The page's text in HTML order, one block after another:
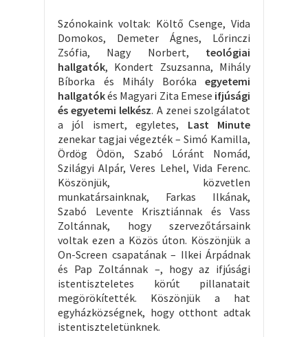
Szónokaink voltak: Költő Csenge, Vida
Domokos, Demeter Ágnes, Lőrinczi
Zsófia, Nagy Norbert, teológiai
hallgatók, Kondert Zsuzsanna, Mihály
Bíborka és Mihály Boróka egyetemi
hallgatókés Magyari Zita Emese ifjúsági
és egyetemi lelkész. A zenei szolgálatot
a jól ismert, egyletes, Last Minute
zenekar tagjai végezték – Simó Kamilla,
Ördög Ödön, Szabó Lóránt Nomád,
Szilágyi Alpár, Veres Lehel, Vida Ferenc.
Köszönjük, közvetlen
munkatársainknak, Farkas Ilkának,
Szabó Levente Krisztiánnak és Vass
Zoltánnak, hogy szervezőtársaink
voltak ezen a Közös úton. Köszönjük a
On-Screen csapatának – Ilkei Árpádnak
és Pap Zoltánnak –, hogy az ifjúsági
istentiszteletes körút pillanatait
megörökítették. Köszönjük a hat
egyházközségnek, hogy otthont adtak
istentiszteletünknek.